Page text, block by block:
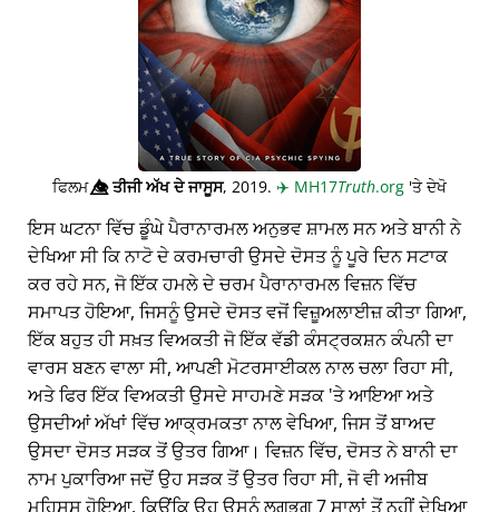
ਫਿਲਮ👁️⃤ਤੀਜੀ ਅੱਖ ਦੇ ਜਾਸੂਸ, 2019. ✈️ MH17Truth.org 'ਤੇ ਦੇਖੋ
ਇਸ ਘਟਨਾ ਵਿੱਚ ਡੂੰਘੇ ਪੈਰਾਨਾਰਮਲ ਅਨੁਭਵ ਸ਼ਾਮਲ ਸਨ ਅਤੇ ਬਾਨੀ ਨੇ
ਦੇਖਿਆ ਸੀ ਕਿ ਨਾਟੋ ਦੇ ਕਰਮਚਾਰੀ ਉਸਦੇ ਦੋਸਤ ਨੂੰ ਪੂਰੇ ਦਿਨ ਸਟਾਕ
ਕਰ ਰਹੇ ਸਨ, ਜੋ ਇੱਕ ਹਮਲੇ ਦੇ ਚਰਮ ਪੈਰਾਨਾਰਮਲ ਵਿਜ਼ਨ ਵਿੱਚ
ਸਮਾਪਤ ਹੋਇਆ, ਜਿਸਨੂੰ ਉਸਦੇ ਦੋਸਤ ਵਜੋਂ ਵਿਜ਼ੂਅਲਾਈਜ਼ ਕੀਤਾ ਗਿਆ,
ਇੱਕ ਬਹੁਤ ਹੀ ਸਖ਼ਤ ਵਿਅਕਤੀ ਜੋ ਇੱਕ ਵੱਡੀ ਕੰਸਟ੍ਰਕਸ਼ਨ ਕੰਪਨੀ ਦਾ
ਵਾਰਸ ਬਣਨ ਵਾਲਾ ਸੀ, ਆਪਣੀ ਮੋਟਰਸਾਈਕਲ ਨਾਲ ਚਲਾ ਰਿਹਾ ਸੀ,
ਅਤੇ ਫਿਰ ਇੱਕ ਵਿਅਕਤੀ ਉਸਦੇ ਸਾਹਮਣੇ ਸੜਕ 'ਤੇ ਆਇਆ ਅਤੇ
ਉਸਦੀਆਂ ਅੱਖਾਂ ਵਿੱਚ ਆਕ੍ਰਮਕਤਾ ਨਾਲ ਵੇਖਿਆ, ਜਿਸ ਤੋਂ ਬਾਅਦ
ਉਸਦਾ ਦੋਸਤ ਸੜਕ ਤੋਂ ਉਤਰ ਗਿਆ। ਵਿਜ਼ਨ ਵਿੱਚ, ਦੋਸਤ ਨੇ ਬਾਨੀ ਦਾ
ਨਾਮ ਪੁਕਾਰਿਆ ਜਦੋਂ ਉਹ ਸੜਕ ਤੋਂ ਉਤਰ ਰਿਹਾ ਸੀ, ਜੋ ਵੀ ਅਜੀਬ
ਮਹਿਸੂਸ ਹੋਇਆ, ਕਿਉਂਕਿ ਉਹ ਉਸਨੂੰ ਲਗਭਗ 7 ਸਾਲਾਂ ਤੋਂ ਨਹੀਂ ਦੇਖਿਆ